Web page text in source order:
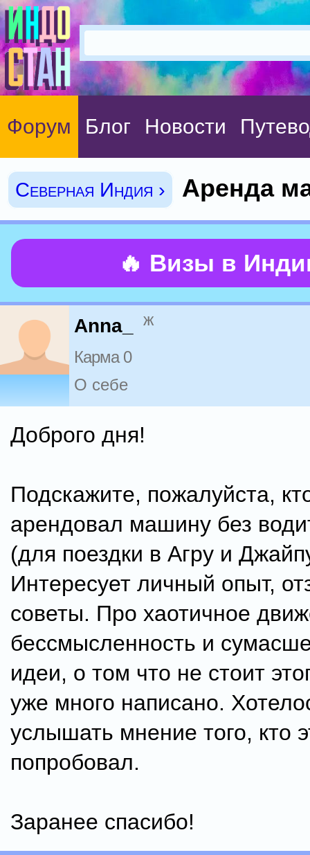
Форум Блог Новости
Северная Индия › Аренда
🔥 Визы в
Anna_ ж
Карма 0
О себе
Доброго дня!
Подскажите, пожалуйста,
арендовал машину без
(для поездки в Агру и
Интересует личный опыт,
советы. Про хаотичное
бессмысленность и
идеи, о том что не стоит
уже много написано.
услышать мнение того, кто
попробовал.
Заранее спасибо!